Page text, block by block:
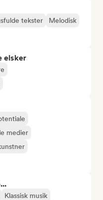
tekster
Melodisk
elsker
medier
Klassisk musik